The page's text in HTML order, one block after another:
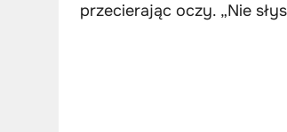
przecierając oczy. „Nie